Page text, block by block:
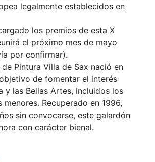
legalmente establecidos en
los premios de esta X
el próximo mes de mayo
por confirmar).
Pintura Villa de Sax nació en
de fomentar el interés
y las Bellas Artes, incluidos los
menores. Recuperado en 1996,
sin convocarse, este galardón
con carácter bienal.